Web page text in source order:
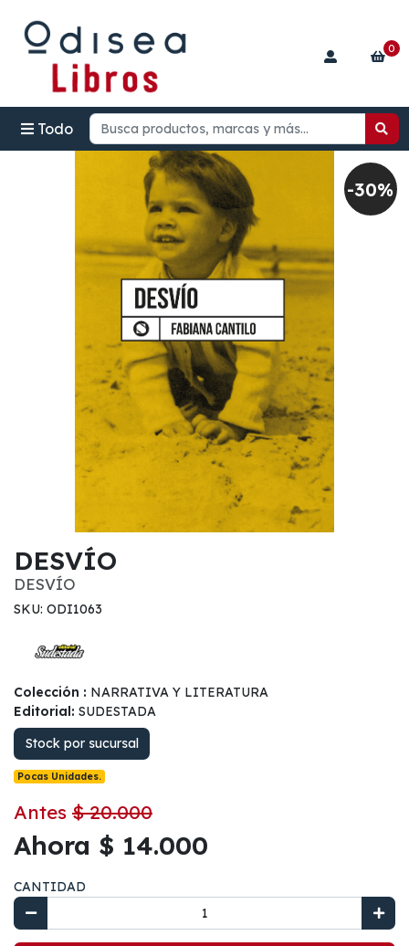
Todo
0
-30%
DESVÍO
DESVÍO
SKU: ODI1063
Colección : NARRATIVA Y LITERATURA
Editorial: SUDESTADA
Stock por sucursal
Pocas Unidades.
Antes $ 20.000
Ahora $ 14.000
CANTIDAD